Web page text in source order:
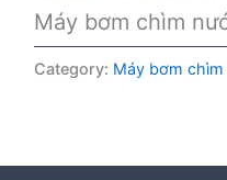
Máy bơm chìm
Category: Máy bơm